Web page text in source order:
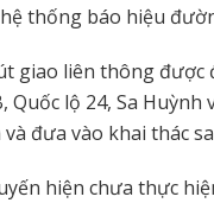
thống báo hiệu
giao liên thông được
Quốc lộ 24, Sa
đưa vào khai thác
hiện chưa thực